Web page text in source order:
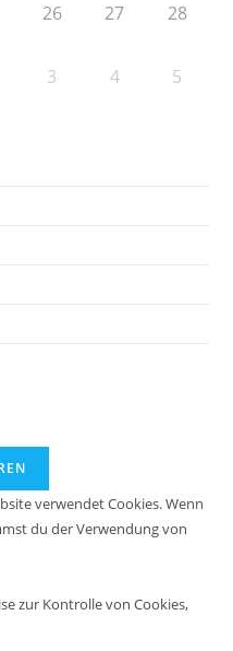
26 27 28
3 4 5
verwendet Cookies. Wenn
du der Verwendung von
zur Kontrolle von Cookies,